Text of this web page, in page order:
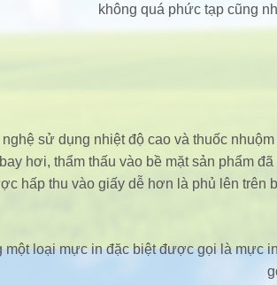
không quá phức tạp cũng
nghệ sử dụng nhiệt độ cao và thuốc
hơi, thẩm thấu vào bề mặt sản phẩm
hấp thu vào giấy dễ hơn là phủ lên trên
một loại mực in đặc biệt được gọi là mực